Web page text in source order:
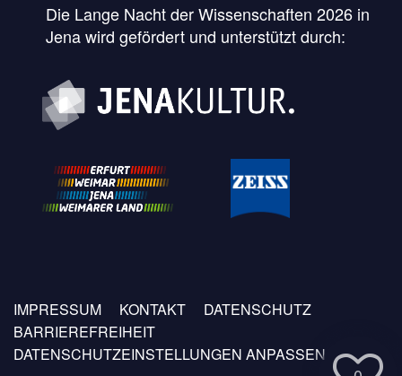
Die Lange Nacht der Wissenschaften 2026 in
Jena wird gefördert und unterstützt durch:
Fußzeilen
Menü
IMPRESSUM KONTAKT
DATENSCHUTZ
BARRIEREFREIHEIT
DATENSCHUTZEINSTELLUNGEN ANPASSEN